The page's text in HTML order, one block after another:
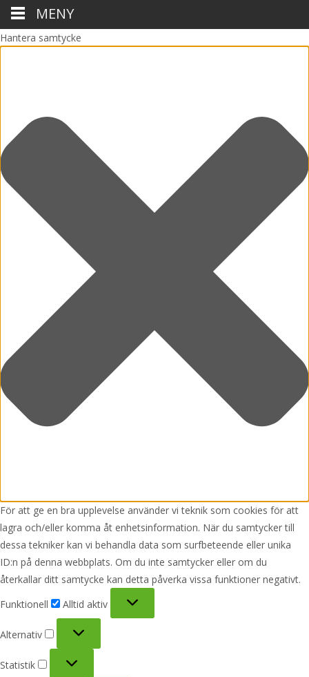
Hantera samtycke
För att ge en bra upplevelse använder vi teknik som cookies för att
lagra och/eller komma åt enhetsinformation. När du samtycker till
dessa tekniker kan vi behandla data som surfbeteende eller unika
ID:n på denna webbplats. Om du inte samtycker eller om du
återkallar ditt samtycke kan detta påverka vissa funktioner negativt.
Funktionell
Alltid aktiv
Alternativ
Statistik
MENY